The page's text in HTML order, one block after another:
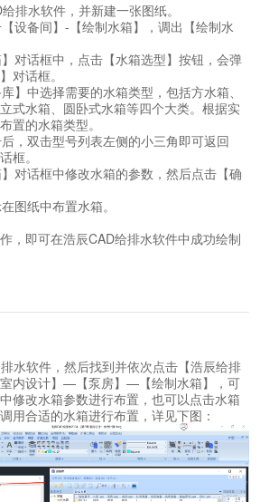
排水软件，并新建一张图纸。
设备间】-【绘制水箱】，调出【绘制水
对话框中，点击【水箱选型】按钮，会弹
对话框。
】中选择需要的水箱类型，包括方水箱、
式水箱、圆卧式水箱等四个大类。根据实
置的水箱类型。
，双击型号列表左侧的小三角即可返回
框。
对话框中修改水箱的参数，然后点击【确
图纸中布置水箱。
，即可在浩辰CAD给排水软件中成功绘制
水软件，然后找到并依次点击【浩辰给排
内设计】—【泵房】—【绘制水箱】，可
修改水箱参数进行布置，也可以点击水箱
用合适的水箱进行布置，详见下图：